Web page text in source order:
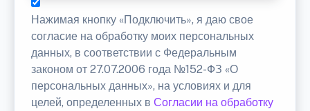
Нажимая кнопку «Подключить», я даю свое
согласие на обработку моих персональных
данных, в соответствии с Федеральным
законом от 27.07.2006 года №152-ФЗ «О
персональных данных», на условиях и для
целей, определенных в Согласии на обработку